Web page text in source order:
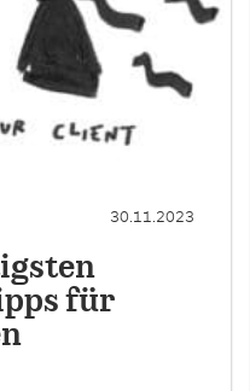
30.11.2023
für